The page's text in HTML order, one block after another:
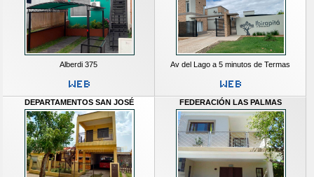
Alberdi 375 Av del Lago a 5 minutos de Termas
DEPARTAMENTOS SAN JOSÉ FEDERACIÓN LAS PALMAS